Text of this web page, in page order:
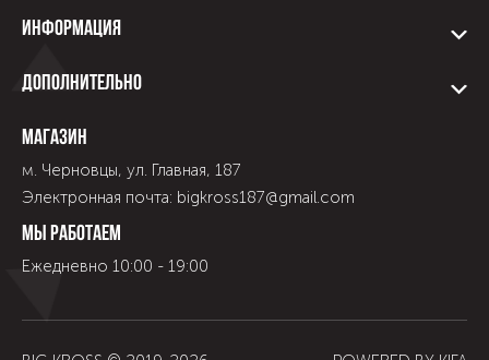
Информация
Дополнительно
Магазин
м. Черновцы, ул. Главная, 187
Электронная почта: bigkross187@gmail.com
Мы работаем
Ежедневно 10:00 - 19:00